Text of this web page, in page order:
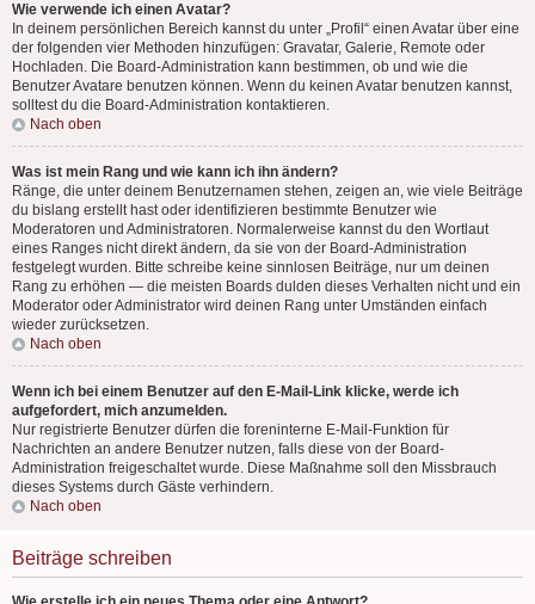
Wie verwende ich einen Avatar?
In deinem persönlichen Bereich kannst du unter „Profil“ einen Avatar über eine
der folgenden vier Methoden hinzufügen: Gravatar, Galerie, Remote oder
Hochladen. Die Board-Administration kann bestimmen, ob und wie die
Benutzer Avatare benutzen können. Wenn du keinen Avatar benutzen kannst,
solltest du die Board-Administration kontaktieren.
Nach oben
Was ist mein Rang und wie kann ich ihn ändern?
Ränge, die unter deinem Benutzernamen stehen, zeigen an, wie viele Beiträge
du bislang erstellt hast oder identifizieren bestimmte Benutzer wie
Moderatoren und Administratoren. Normalerweise kannst du den Wortlaut
eines Ranges nicht direkt ändern, da sie von der Board-Administration
festgelegt wurden. Bitte schreibe keine sinnlosen Beiträge, nur um deinen
Rang zu erhöhen — die meisten Boards dulden dieses Verhalten nicht und ein
Moderator oder Administrator wird deinen Rang unter Umständen einfach
wieder zurücksetzen.
Nach oben
Wenn ich bei einem Benutzer auf den E-Mail-Link klicke, werde ich
aufgefordert, mich anzumelden.
Nur registrierte Benutzer dürfen die foreninterne E-Mail-Funktion für
Nachrichten an andere Benutzer nutzen, falls diese von der Board-
Administration freigeschaltet wurde. Diese Maßnahme soll den Missbrauch
dieses Systems durch Gäste verhindern.
Nach oben
Beiträge schreiben